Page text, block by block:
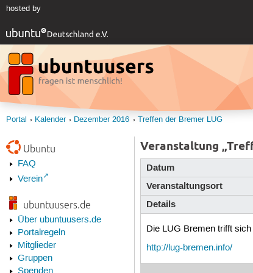
hosted by
Portal Kalender Dezember 2016 Treffen der Bremer LUG
Ubuntu
FAQ
Verein
ubuntuusers.de
Über ubuntuusers.de
Portalregeln
Mitglieder
Gruppen
Veranstaltung
Datum
Veranstaltungsort
Details
Die LUG Bremen trifft
http://lug-bremen.info/